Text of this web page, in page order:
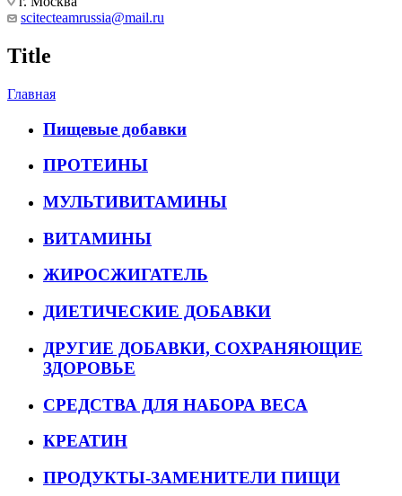
scitecteamrussia@mail.ru
Title
Главная
Пищевые добавки
ПРОТЕИНЫ
МУЛЬТИВИТАМИНЫ
ВИТАМИНЫ
ЖИРОСЖИГАТЕЛЬ
ДИЕТИЧЕСКИЕ ДОБАВКИ
ДРУГИЕ ДОБАВКИ, СОХРАНЯЮЩИЕ
ЗДОРОВЬЕ
СРЕДСТВА ДЛЯ НАБОРА ВЕСА
КРЕАТИН
ПРОДУКТЫ-ЗАМЕНИТЕЛИ ПИЩИ